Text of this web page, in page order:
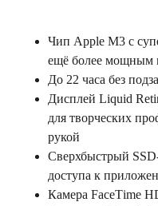
Чип Аррlе М3 с
ещё более мощным
До 22 часа без
Дисплей Liquid
для творческих
рукой
Сверхбыстрый
доступа к
Камера FасеТimе